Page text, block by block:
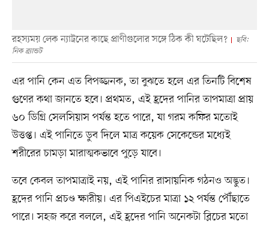
রহস্যময় লেক ন্যাট্রনের কাছে প্রাণীগুলোর সঙ্গে ঠিক কী ঘটেছিল?
ছবি:
নিক ব্র্যান্ডট
এর পানি কেন এত বিপজ্জনক, তা বুঝতে হলে এর তিনটি বিশেষ
গুণের কথা জানতে হবে। প্রথমত, এই হ্রদের পানির তাপমাত্রা প্রায়
৬০ ডিগ্রি সেলসিয়াস পর্যন্ত হতে পারে, যা গরম কফির মতোই
উত্তপ্ত। এই পানিতে ডুব দিলে মাত্র কয়েক সেকেন্ডের মধ্যেই
শরীরের চামড়া মারাত্মকভাবে পুড়ে যাবে।
তবে কেবল তাপমাত্রাই নয়, এই পানির রাসায়নিক গঠনও অদ্ভুত।
হ্রদের পানি প্রচণ্ড ক্ষারীয়। এর পিএইচের মাত্রা ১২ পর্যন্ত পৌঁছাতে
পারে। সহজ করে বললে, এই হ্রদের পানি অনেকটা ব্লিচের মতো